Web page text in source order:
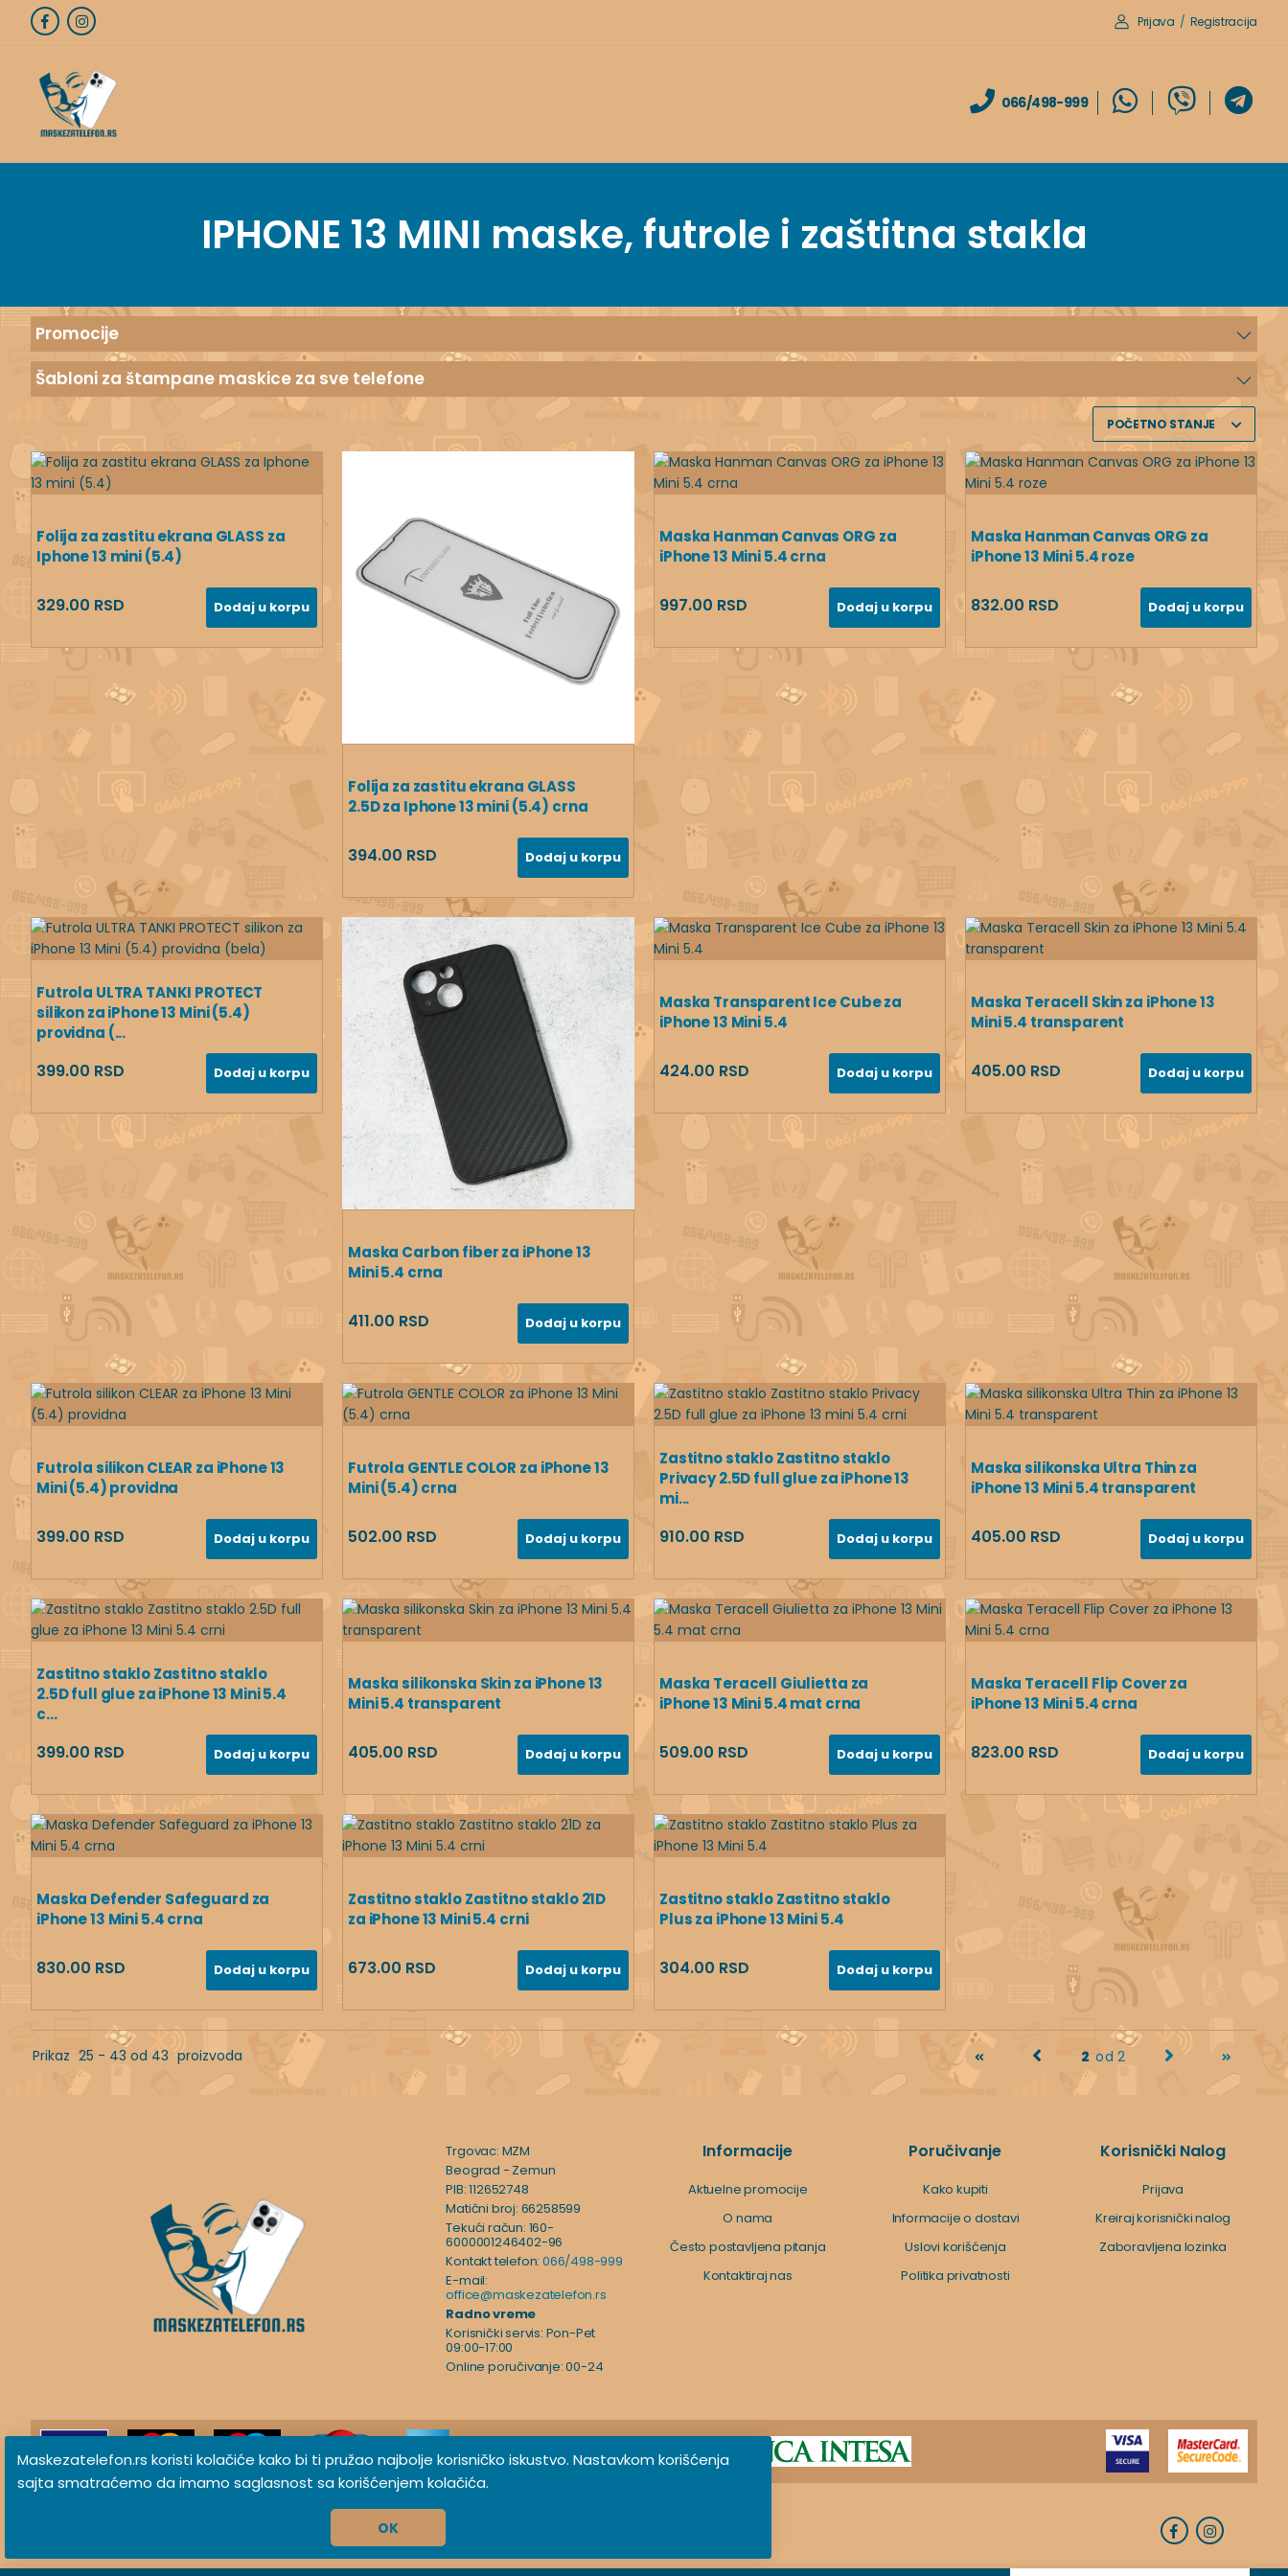
Maskezatelefon.rs koristi kolačiće kako bi ti pružao najbolje korisničko iskustvo. Nastavkom korišćenja
sajta smatraćemo da imamo saglasnost sa korišćenjem kolačića.
OK
Prijava / Registracija
066/498-999
IPHONE 13 MINI maske, futrole i zaštitna stakla
Promocije
Šabloni za štampane maskice za sve telefone
Folija za zastitu ekrana GLASS za
Iphone 13 mini (5.4)
329.00 RSD Dodaj u korpu
Folija za zastitu ekrana GLASS
2.5D za Iphone 13 mini (5.4) crna
394.00 RSD Dodaj u korpu
Maska Hanman Canvas ORG za
iPhone 13 Mini 5.4 crna
997.00 RSD Dodaj u korpu
Maska Hanman Canvas ORG za
iPhone 13 Mini 5.4 roze
832.00 RSD Dodaj u korpu
Futrola ULTRA TANKI PROTECT
silikon za iPhone 13 Mini (5.4)
providna (...
399.00 RSD Dodaj u korpu
Maska Carbon fiber za iPhone 13
Mini 5.4 crna
411.00 RSD Dodaj u korpu
Maska Transparent Ice Cube za
iPhone 13 Mini 5.4
424.00 RSD Dodaj u korpu
Maska Teracell Skin za iPhone 13
Mini 5.4 transparent
405.00 RSD Dodaj u korpu
Futrola silikon CLEAR za iPhone 13
Mini (5.4) providna
399.00 RSD Dodaj u korpu
Futrola GENTLE COLOR za iPhone 13
Mini (5.4) crna
502.00 RSD Dodaj u korpu
Zastitno staklo Zastitno staklo
Privacy 2.5D full glue za iPhone 13
mi...
910.00 RSD Dodaj u korpu
Maska silikonska Ultra Thin za
iPhone 13 Mini 5.4 transparent
405.00 RSD Dodaj u korpu
Zastitno staklo Zastitno staklo
2.5D full glue za iPhone 13 Mini 5.4
c...
399.00 RSD Dodaj u korpu
Maska silikonska Skin za iPhone 13
Mini 5.4 transparent
405.00 RSD Dodaj u korpu
Maska Teracell Giulietta za
iPhone 13 Mini 5.4 mat crna
509.00 RSD Dodaj u korpu
Maska Teracell Flip Cover za
iPhone 13 Mini 5.4 crna
823.00 RSD Dodaj u korpu
Maska Defender Safeguard za
iPhone 13 Mini 5.4 crna
830.00 RSD Dodaj u korpu
Zastitno staklo Zastitno staklo 21D
za iPhone 13 Mini 5.4 crni
673.00 RSD Dodaj u korpu
Zastitno staklo Zastitno staklo
Plus za iPhone 13 Mini 5.4
304.00 RSD Dodaj u korpu
Prikaz 25 - 43 od 43 proizvoda 2 od 2
Trgovac: MZM
Beograd - Zemun
PIB: 112652748
Matični broj: 66258599
Tekući račun: 160-
6000001246402-96
Kontakt telefon:066/498-999
E-mail:
office@maskezatelefon.rs
Radno vreme
Korisnički servis: Pon-Pet
09:00-17:00
Online poručivanje: 00-24
Informacije
Aktuelne promocije
O nama
Često postavljena pitanja
Kontaktiraj nas
Poručivanje
Kako kupiti
Informacije o dostavi
Uslovi korišćenja
Politika privatnosti
Korisnički Nalog
Prijava
Kreiraj korisnički nalog
Zaboravljena lozinka